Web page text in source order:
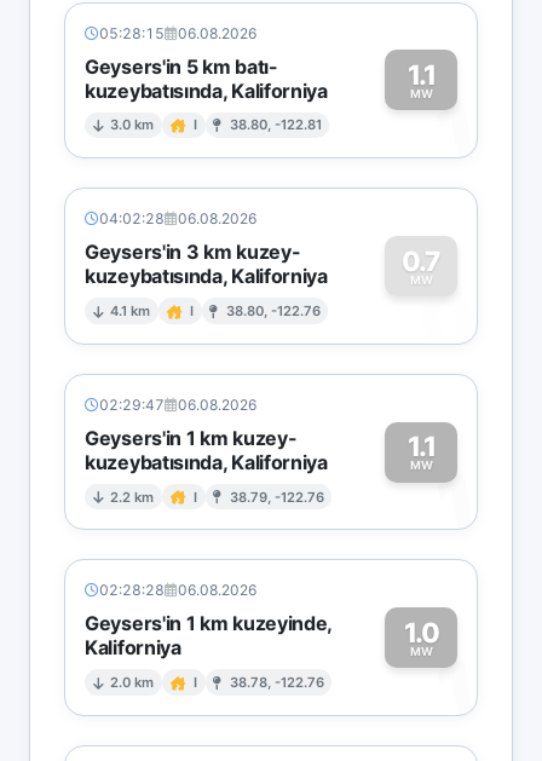
05:28:15 06.08.2026
Geysers'in 5 km batı-
kuzeybatısında, Kaliforniya
3.0 km I 38.80, -122.81
1.1
MW1
04:02:28 06.08.2026
Geysers'in 3 km kuzey-
kuzeybatısında, Kaliforniya
4.1 km I 38.80, -122.76
0.7
MW
0
02:29:47 06.08.2026
Geysers'in 1 km kuzey-
kuzeybatısında, Kaliforniya
2.2 km I 38.79, -122.76
1.1
MW1
02:28:28 06.08.2026
Geysers'in 1 km kuzeyinde,
Kaliforniya
2.0 km I 38.78, -122.76
1.0
MW1